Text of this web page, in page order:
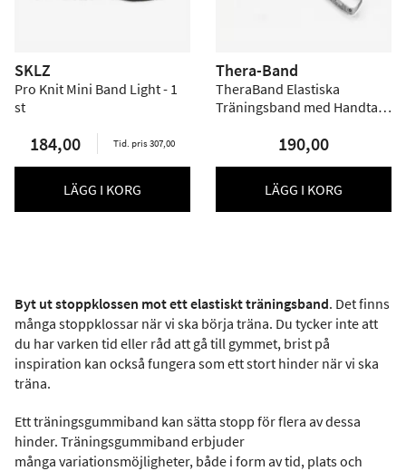
SKLZ
Pro Knit Mini Band Light - 1
st
184,00 Tid. pris 307,00
LÄGG I KORG
Thera-Band
TheraBand Elastiska
Träningsband med Handtag
190,00
LÄGG I KORG
Byt ut stoppklossen mot ett elastiskt träningsband. Det finns
många stoppklossar när vi ska börja träna. Du tycker inte att
du har varken tid eller råd att gå till gymmet, brist på
inspiration kan också fungera som ett stort hinder när vi ska
träna.
Ett träningsgummiband kan sätta stopp för flera av dessa
hinder. Träningsgummiband erbjuder
många variationsmöjligheter, både i form av tid, plats och